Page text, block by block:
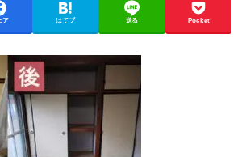
ア はてブ 送る Pocket